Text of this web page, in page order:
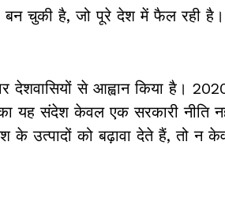
बन चुकी है, जो पूरे देश में फैल रही है।
देशवासियों से आह्वान किया है।
का यह संदेश केवल एक सरकारी नीति
उत्पादों को बढ़ावा देते हैं, तो न